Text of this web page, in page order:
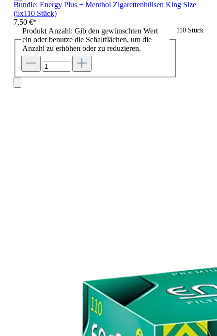
Bundle: Energy Plus + Menthol Zigarettenhülsen King Size
(5x110 Stück)
7,50 €*
110 Stück
Produkt Anzahl: Gib den gewünschten Wert
ein oder benutze die Schaltflächen, um die
Anzahl zu erhöhen oder zu reduzieren.